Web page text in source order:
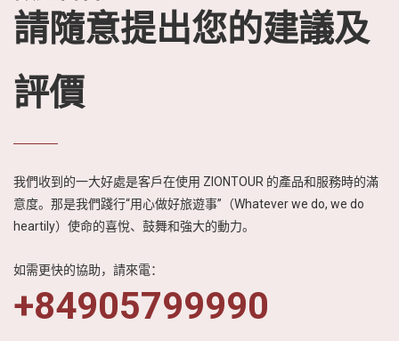
情節，展現越南迷
人的自然風光、豐
請隨意提出您的建議及
評價
我們收到的一大好處是客戶在使用 ZIONTOUR 的產品和服務時的滿
意度。那是我們踐行“用心做好旅遊事”（Whatever we do, we do
heartily）使命的喜悅、鼓舞和強大的動力。
如需更快的協助，請來電：
+84905799990